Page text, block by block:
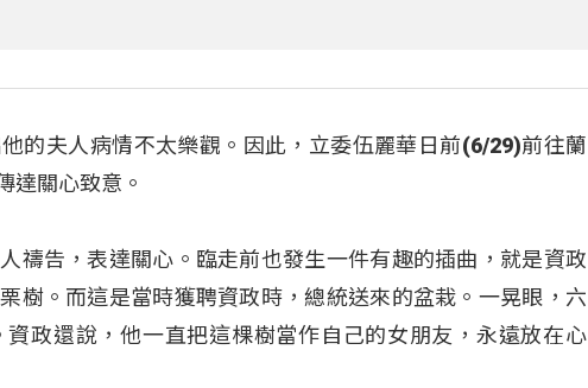
的夫人病情不太樂觀。因此，立委伍麗華日前(6/29)前往蘭
達關心致意。
禱告，表達關心。臨走前也發生一件有趣的插曲，就是資政
樹。而這是當時獲聘資政時，總統送來的盆栽。一晃眼，六
政還說，他一直把這棵樹當作自己的女朋友，永遠放在心